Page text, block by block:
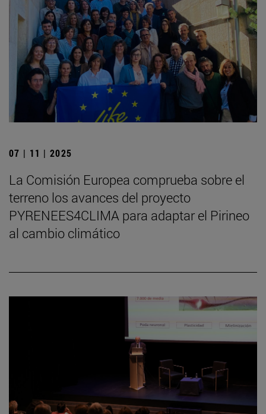
07 | 11 | 2025
La Comisión Europea comprueba sobre el
terreno los avances del proyecto
PYRENEES4CLIMA para adaptar el Pirineo
al cambio climático